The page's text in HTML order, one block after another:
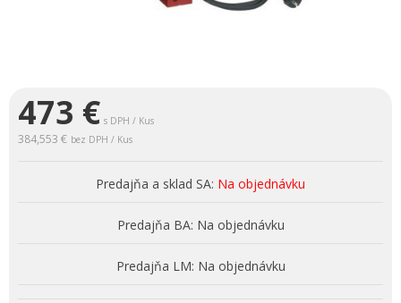
473 € s DPH / Kus
384,553 € bez DPH / Kus
Predajňa a sklad SA: Na objednávku
Predajňa BA: Na objednávku
Predajňa LM: Na objednávku